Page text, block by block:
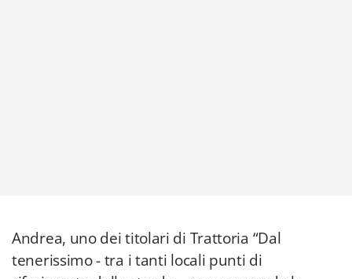
Andrea, uno dei titolari di Trattoria “Dal
tenerissimo - tra i tanti locali punti di